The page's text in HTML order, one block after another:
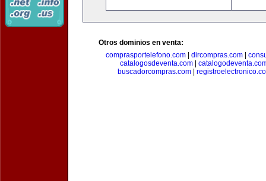
Otros dominios en venta:
comprasportelefono.com
dircompras.com
catalogosdeventa.com
buscadorcompras.com